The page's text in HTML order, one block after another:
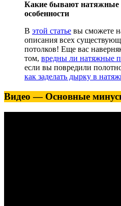
Какие бывают натяжные
особенности
В этой статье вы сможете
описания всех
потолков! Еще вас
том, вредны ли натяжные
если вы повредили
как заделать дырку в
Видео — Основные